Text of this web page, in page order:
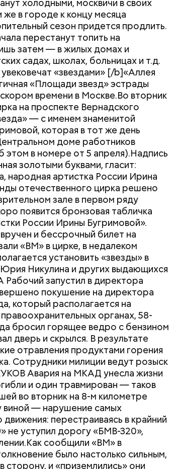
холодными, москвичи в своих
же в городе к концу месяца
сезон придется продлить.
перестанут топить на
затем — в жилых домах и
садах, школах, больницах и т.д.
«звездами» [/b]«Аллея
«Площади звезд» эстрады
времени в Москве.Во вторник
на проспекте Вернадского
— с именем знаменитой
которая в тот же день
доме работников
этом в номере от 5 апреля).Надпись
золотыми буквами, гласит:
народная артистка России Ирина
отечественного цирка решено
зале в первом ряду
появится бронзовая табличка
России Ирины Бугримовой».
и бессрочный билет на
«ВМ» в цирке, в недалеком
установить «звезды» в
Никулина и других выдающихся
запустил в директора
покушение на директора
который располагается на
органах, 58-
бросил горящее ведро с бензином
дверь и скрылся. В результате
отравления продуктами горения
Сотрудники милиции ведут розыск
Авария на МКАД унесла жизни
и один травмирован — таков
во вторник на 8-м километре
виной — нарушение самых
перестраиваясь в крайний
не уступил дорогу «БМВ-320»,
сообщили «ВМ» в
было настолько сильным,
и «приземлились» они
наиболее популярны?
МАИ самыми востребованными
специалистов в области
систем. По ИТ-направлениям
инженерия систем машинного
технология разработки
на стыке инженерии и